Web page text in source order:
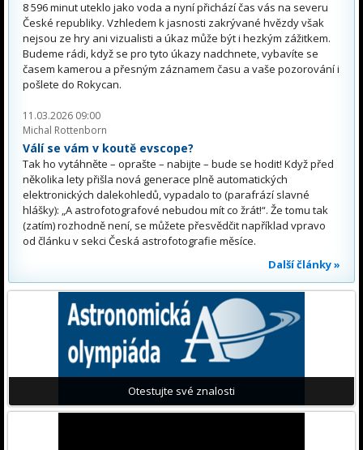
8 596 minut uteklo jako voda a nyní přichází čas vás na severu
České republiky. Vzhledem k jasnosti zakrývané hvězdy však
nejsou ze hry ani vizualisti a úkaz může být i hezkým zážitkem.
Budeme rádi, když se pro tyto úkazy nadchnete, vybavíte se
časem kamerou a přesným záznamem času a vaše pozorování i
pošlete do Rokycan.
11.03.2026 09:00
Michal Rottenborn
Válí se vám v koutě evscope?
Tak ho vytáhněte – oprašte – nabijte – bude se hodit! Když před
několika lety přišla nová generace plně automatických
elektronických dalekohledů, vypadalo to (parafrází slavné
hlášky): „A astrofotografové nebudou mít co žrát!“. Že tomu tak
(zatím) rozhodně není, se můžete přesvědčit například vpravo
od článku v sekci Česká astrofotografie měsíce.
Další články »
Otestujte své znalosti